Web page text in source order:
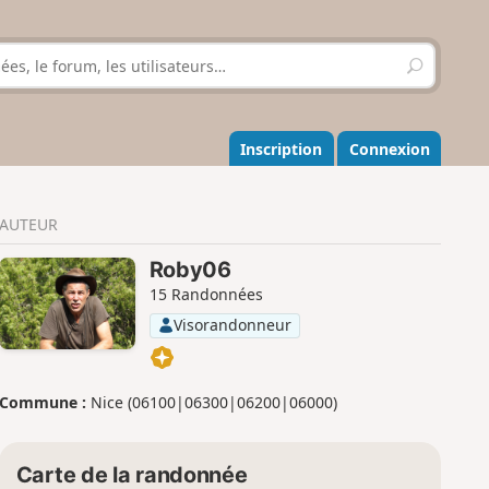
R
e
h
e
r
r
Inscription Connexion
AUTEUR
Roby06
15 Randonnées
Visorandonneur
Commune : Nice (06100|06300|06200|06000)
Carte de la randonnée